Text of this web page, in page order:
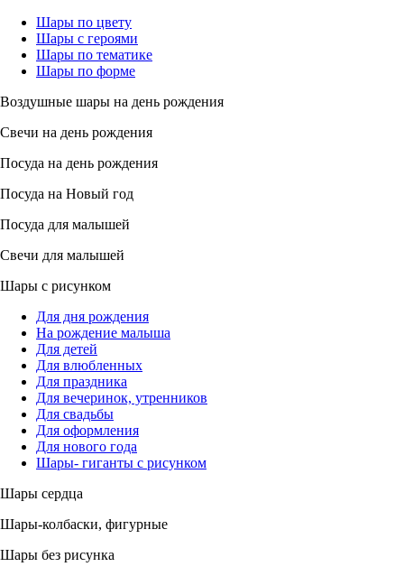
Шары по цвету
Шары с героями
Шары по тематике
Шары по форме
Воздушные шары на день рождения
Свечи на день рождения
Посуда на день рождения
Посуда на Новый год
Посуда для малышей
Свечи для малышей
Шары с рисунком
Для дня рождения
На рождение малыша
Для детей
Для влюбленных
Для праздника
Для вечеринок, утренников
Для свадьбы
Для оформления
Для нового года
Шары- гиганты с рисунком
Шары сердца
Шары-колбаски, фигурные
Шары без рисунка